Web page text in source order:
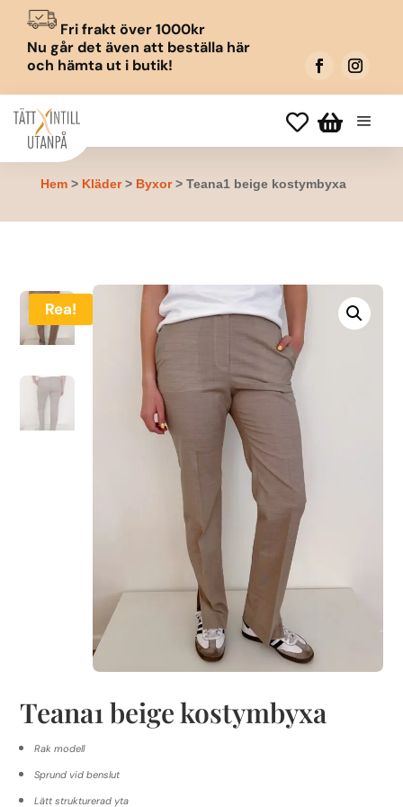
Fri frakt över 1000kr
Nu går det även att beställa här
och hämta ut i butik!
 
Hem> Kläder> Byxor> Teana1 beige kostymbyxa
Rea!
Teana1 beige kostymbyxa
Rak modell
Sprund vid benslut
Lätt strukturerad yta